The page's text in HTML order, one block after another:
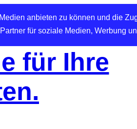
anbieten zu können und die
für soziale Medien, Werbung
für Ihre